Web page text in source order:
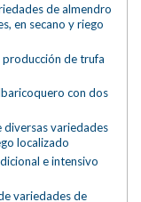
de almendro
en secano y riego
de trufa
con dos
diversas variedades
localizado
e intensivo
variedades de